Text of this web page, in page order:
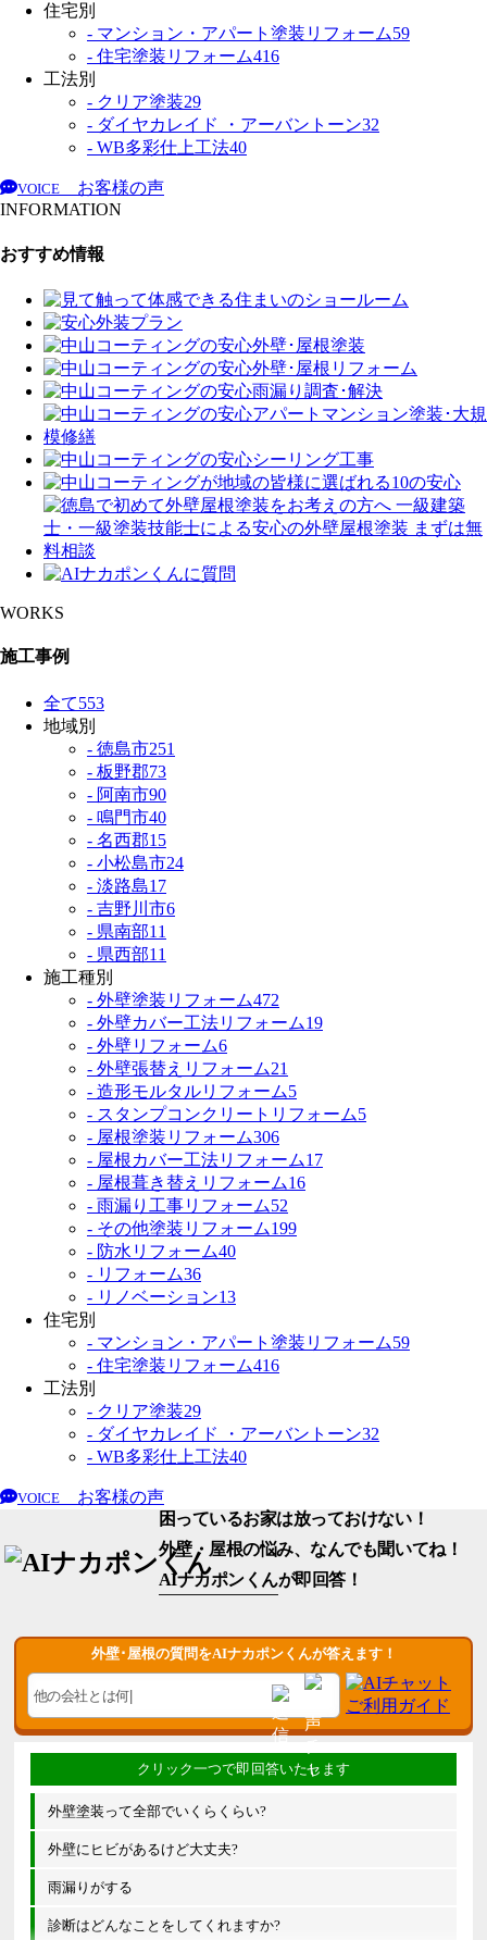
住宅別
- マンション・アパート塗装リフォーム59
- 住宅塗装リフォーム416
工法別
- クリア塗装29
- ダイヤカレイド ・アーバントーン32
- WB多彩仕上工法40
VOICE
お客様の声
INFORMATION
おすすめ情報
WORKS
施工事例
全て553
地域別
- 徳島市251
- 板野郡73
- 阿南市90
- 鳴門市40
- 名西郡15
- 小松島市24
- 淡路島17
- 吉野川市6
- 県南部11
- 県西部11
施工種別
- 外壁塗装リフォーム472
- 外壁カバー工法リフォーム19
- 外壁リフォーム6
- 外壁張替えリフォーム21
- 造形モルタルリフォーム5
- スタンプコンクリートリフォーム5
- 屋根塗装リフォーム306
- 屋根カバー工法リフォーム17
- 屋根葺き替えリフォーム16
- 雨漏り工事リフォーム52
- その他塗装リフォーム199
- 防水リフォーム40
- リフォーム36
- リノベーション13
住宅別
- マンション・アパート塗装リフォーム59
- 住宅塗装リフォーム416
工法別
- クリア塗装29
- ダイヤカレイド ・アーバントーン32
- WB多彩仕上工法40
VOICE
お客様の声
困っているお家は放っておけない！
外壁・屋根の悩み、なんでも聞いてね！
AIナカポンくんが即回答！
外壁･屋根の質問をAIナカポンくんが答えます！
外壁塗装って全部でいくらくらい?
外壁にヒビがあるけど大丈夫?
雨漏りがする
診断はどんなことをしてくれますか?